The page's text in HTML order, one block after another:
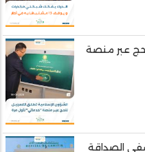
عبر منصة
الصداقة